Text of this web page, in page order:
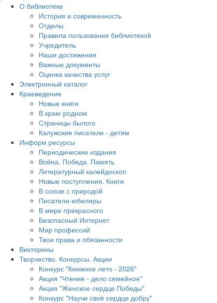
О библиотеке
История и современность
Отделы
Правила пользования библиотекой
Учредитель
Наши достижения
Важные документы
Оценка качества услуг
Электронный каталог
Краеведение
Новые книги
В краю родном
Страницы былого
Калужские писатели - детям
Информ ресурсы
Периодические издания
Война. Победа. Память
Литературный калейдоскоп
Новые поступления. Книги
В союзе с природой
Писатели-юбиляры
В мире прекрасного
Безопасный Интернет
Мир профессий
Твои права и обязанности
Викторины
Творчество. Конкурсы. Акции
Конкурс "Книжное лето - 2026"
Акция "Чтение - дело семейное"
Акция "Женское сердце Победы"
Конкурс "Научи своё сердце добру"